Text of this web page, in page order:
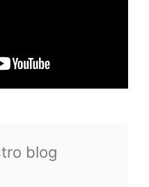
blog